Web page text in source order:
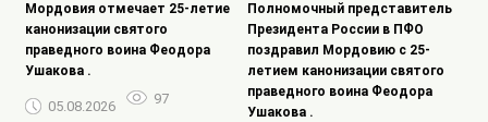
Мордовия отмечает 25-летие
канонизации святого
праведного воина Феодора
Ушакова .
05.08.2026 97
Полномочный представитель
Президента России в ПФО
поздравил Мордовию с 25-
летием канонизации святого
праведного воина Феодора
Ушакова .